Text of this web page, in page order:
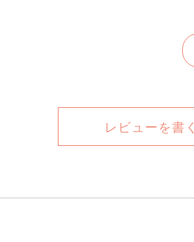
レビューを書く